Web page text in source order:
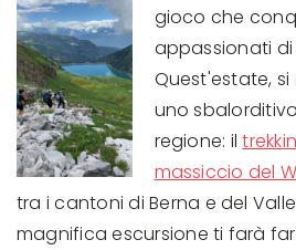
gioco che
appassionati di
Quest'estate,
uno
regione: il
massiccio del
tra i cantoni di Berna e del
magnifica escursione ti farà